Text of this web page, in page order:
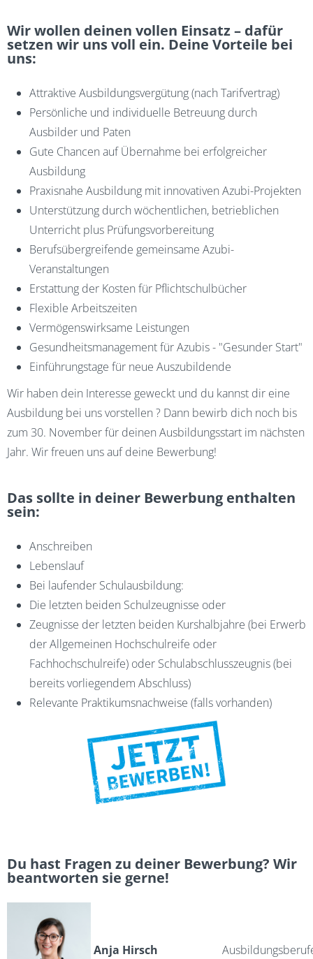
Wir wollen deinen vollen Einsatz – dafür
setzen wir uns voll ein. Deine Vorteile bei
uns:
Attraktive Ausbildungsvergütung (nach Tarifvertrag)
Persönliche und individuelle Betreuung durch
Ausbilder und Paten
Gute Chancen auf Übernahme bei erfolgreicher
Ausbildung
Praxisnahe Ausbildung mit innovativen Azubi-Projekten
Unterstützung durch wöchentlichen, betrieblichen
Unterricht plus Prüfungsvorbereitung
Berufsübergreifende gemeinsame Azubi-
Veranstaltungen
Erstattung der Kosten für Pflichtschulbücher
Flexible Arbeitszeiten
Vermögenswirksame Leistungen
Gesundheitsmanagement für Azubis - "Gesunder Start"
Einführungstage für neue Auszubildende
Wir haben dein Interesse geweckt und du kannst dir eine
Ausbildung bei uns vorstellen ? Dann bewirb dich noch bis
zum 30. November für deinen Ausbildungsstart im nächsten
Jahr. Wir freuen uns auf deine Bewerbung!
Das sollte in deiner Bewerbung enthalten
sein:
Anschreiben
Lebenslauf
Bei laufender Schulausbildung:
Die letzten beiden Schulzeugnisse oder
Zeugnisse der letzten beiden Kurshalbjahre (bei Erwerb
der Allgemeinen Hochschulreife oder
Fachhochschulreife) oder Schulabschlusszeugnis (bei
bereits vorliegendem Abschluss)
Relevante Praktikumsnachweise (falls vorhanden)
Du hast Fragen zu deiner Bewerbung? Wir
beantworten sie gerne!
Anja Hirsch